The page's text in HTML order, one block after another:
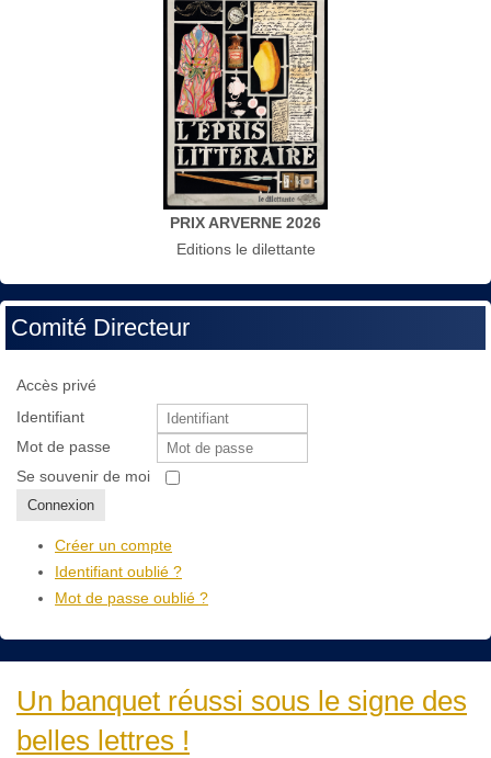
PRIX ARVERNE 2026
Editions le dilettante
Comité Directeur
Accès privé
Identifiant
Mot de passe
Se souvenir de moi
Connexion
Créer un compte
Identifiant oublié ?
Mot de passe oublié ?
Un banquet réussi sous le signe des
belles lettres !